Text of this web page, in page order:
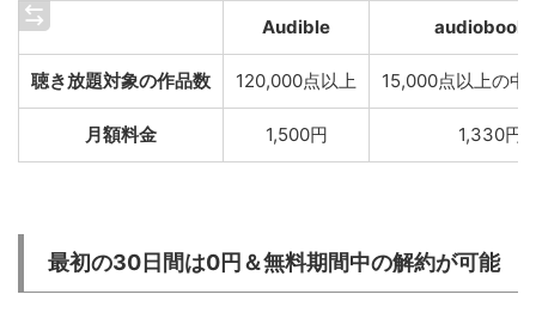
Audible
聴き放題対象の作品数 120,000点以上 15,000点以上の中
月額料金 1,500円 1,330円
最初の30日間は0円＆無料期間中の解約が可能